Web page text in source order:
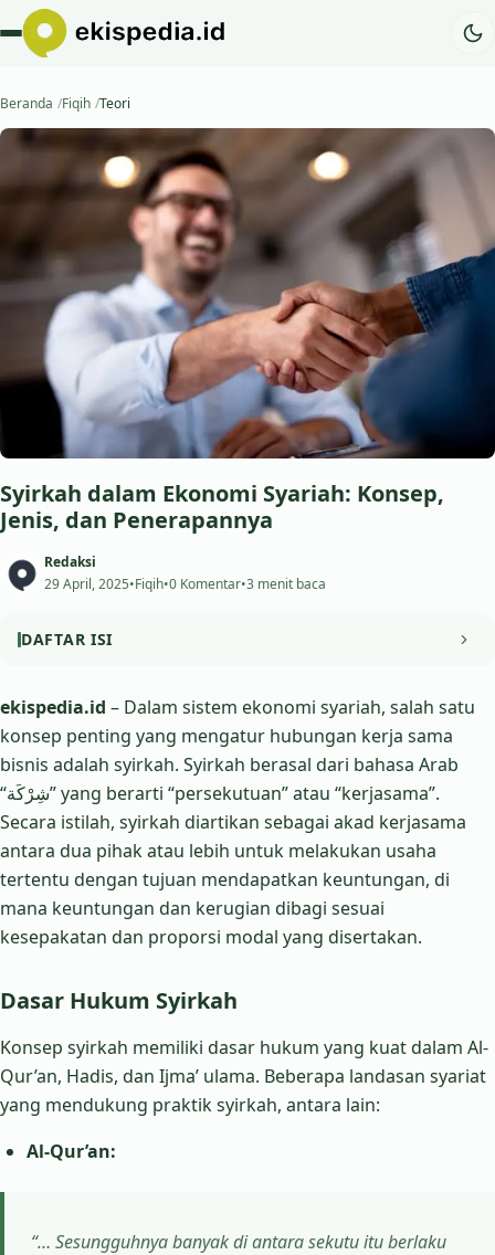
Beranda Fiqih Teori
Syirkah dalam Ekonomi Syariah: Konsep,
Jenis, dan Penerapannya
Redaksi
29 April, 2025•Fiqih•0 Komentar•3 menit baca
DAFTAR ISI
Dasar Hukum Syirkah
Jenis-Jenis Syirkah
Prinsip-Prinsip Syirkah dalam Ekonomi Syariah
Penerapan Syirkah di Era Modern
ekispedia.id – Dalam sistem ekonomi syariah, salah satu
konsep penting yang mengatur hubungan kerja sama
bisnis adalah syirkah. Syirkah berasal dari bahasa Arab
“شِرْكَة” yang berarti “persekutuan” atau “kerjasama”.
Secara istilah, syirkah diartikan sebagai akad kerjasama
antara dua pihak atau lebih untuk melakukan usaha
tertentu dengan tujuan mendapatkan keuntungan, di
mana keuntungan dan kerugian dibagi sesuai
kesepakatan dan proporsi modal yang disertakan.
Dasar Hukum Syirkah
Konsep syirkah memiliki dasar hukum yang kuat dalam Al-
Qur’an, Hadis, dan Ijma’ ulama. Beberapa landasan syariat
yang mendukung praktik syirkah, antara lain:
Al-Qur’an:
“… Sesungguhnya banyak di antara sekutu itu berlaku